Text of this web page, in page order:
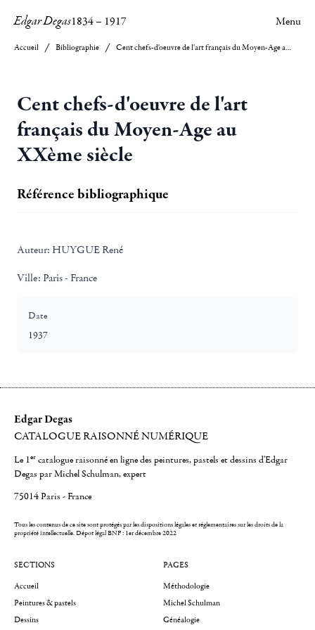
Edgar Degas1834– 1917 Menu
Accueil Bibliographie Cent chefs-d'oeuvre de l'art français du Moyen-Age au XXème siècle
Cent chefs-d'oeuvre de l'art
français du Moyen-Age au
XXème siècle
Référence bibliographique
Auteur: HUYGUE René
Ville: Paris - France
Date
1937
Edgar Degas
CATALOGUE RAISONNÉ NUMÉRIQUE
Le 1er catalogue raisonné en ligne des peintures, pastels et dessins d'Edgar
Degas par Michel Schulman, expert
75014 Paris - France
Tous les contenus de ce site sont protégés par les dispositions légales et réglementaires sur les droits de la
propriété intellectuelle.Dépot légal BNF : 1er décembre 2022
SECTIONS
Accueil
Peintures & pastels
Dessins
PAGES
Méthodologie
Michel Schulman
Généalogie